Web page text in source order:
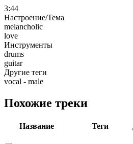
3:44
Настроение/Тема
melancholic
love
Инструменты
drums
guitar
Другие теги
vocal - male
Похожие треки
Название Теги